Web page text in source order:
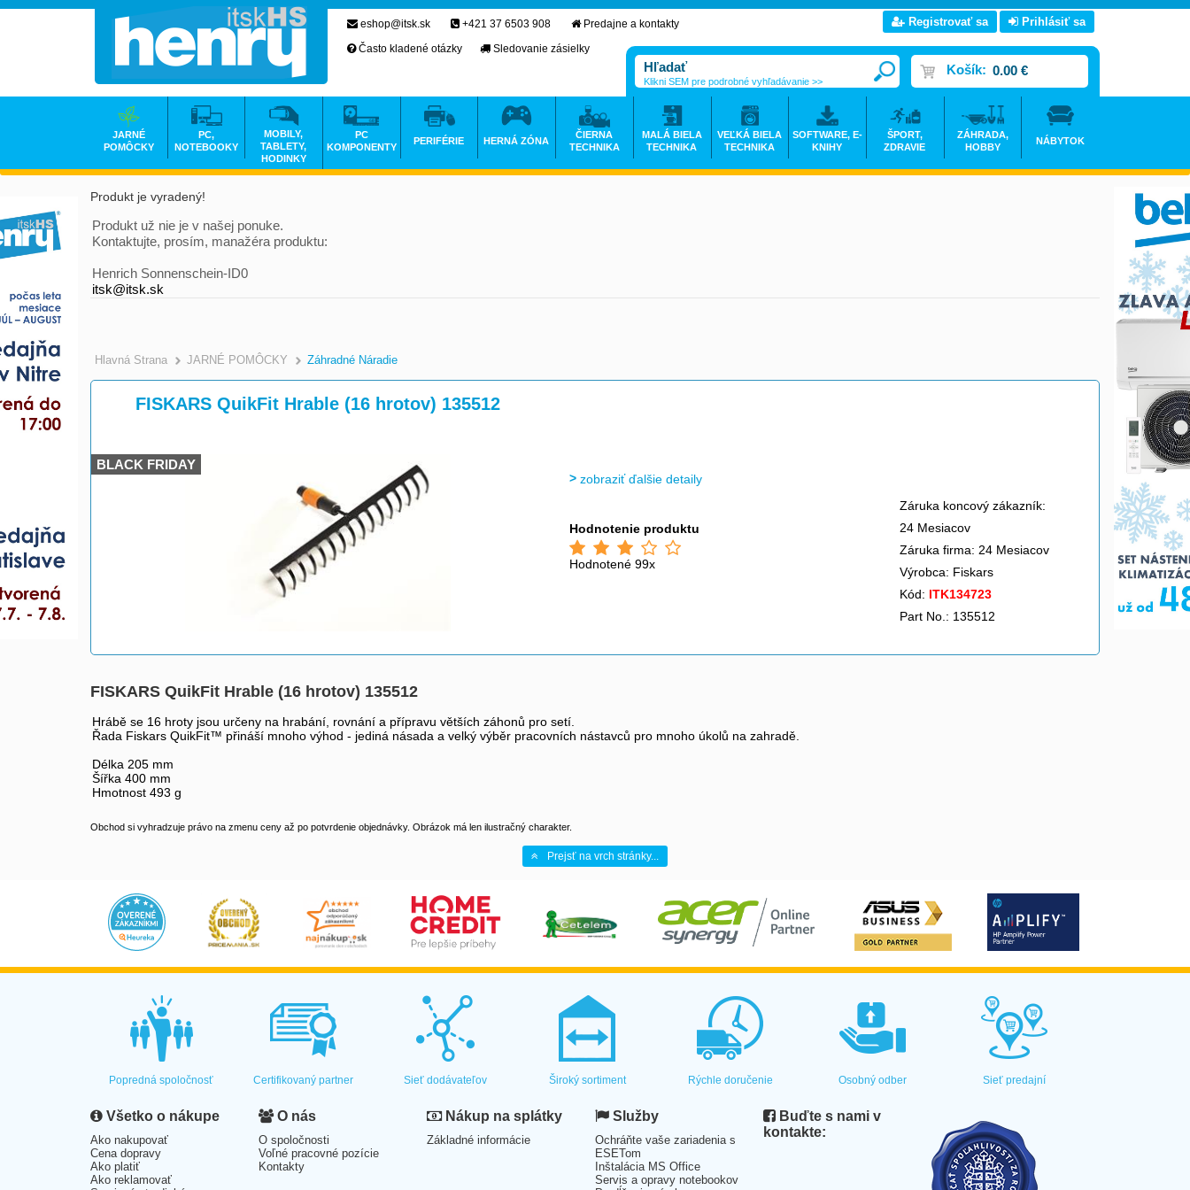
Produkt je vyradený!
Produkt už nie je v našej ponuke.
Kontaktujte, prosím, manažéra produktu:
Henrich Sonnenschein-ID0
itsk@itsk.sk
Hlavná Strana >
JARNÉ POMÔCKY >
Záhradné Náradie
FISKARS QuikFit Hrable (16 hrotov) 135512
BLACK FRIDAY
zobraziť ďalšie detaily
Hodnotenie produktu
Hodnotené 99x
Záruka koncový zákazník:
24 Mesiacov
Záruka firma: 24 Mesiacov
Výrobca: Fiskars
Kód: ITK134723
Part No.: 135512
FISKARS QuikFit Hrable (16 hrotov) 135512
Hrábě se 16 hroty jsou určeny na hrabání, rovnání a přípravu větších záhonů pro setí.
Řada Fiskars QuikFit™ přináší mnoho výhod - jediná násada a velký výběr pracovních nástavců pro mnoho úkolů na zahradě.
Délka 205 mm
Šířka 400 mm
Hmotnost 493 g
Obchod si vyhradzuje právo na zmenu ceny až po potvrdenie objednávky. Obrázok má len ilustračný charakter.
Prejsť na vrch stránky...
eshop@itsk.sk +421 37 6503 908
Predajne a kontakty
Často kladené otázky
Sledovanie zásielky
Registrovať sa Prihlásiť sa
Košík: 0.00 €
Klikni SEM pre podrobné vyhľadávanie >>
JARNÉ
POMÔCKY
PC,
NOTEBOOKY
MOBILY,
TABLETY,
HODINKY
PC
KOMPONENTY
PERIFÉRIE HERNÁ ZÓNA
ČIERNA
TECHNIKA
MALÁ BIELA
TECHNIKA
VEĽKÁ BIELA
TECHNIKA
SOFTWARE, E-
KNIHY
ŠPORT,
ZDRAVIE
ZÁHRADA,
HOBBY
NÁBYTOK
Popredná spoločnosť Certifikovaný partner Sieť dodávateľov Široký sortiment Rýchle doručenie Osobný odber Sieť predajní
Všetko o nákupe
Ako nakupovať
Cena dopravy
Ako platiť
Ako reklamovať
O nás
O spoločnosti
Voľné pracovné pozície
Kontakty
Nákup na splátky
Základné informácie
Služby
Ochráňte vaše zariadenia s
ESETom
Inštalácia MS Office
Servis a opravy notebookov
Buďte s nami v
kontakte: